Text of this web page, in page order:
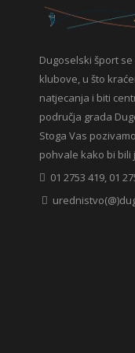
Dugoselski šport
klubove, u što
natjecanja i biti
područja grada
Stoga Vas
pohvale kako bi bili
01 2753 419, 01